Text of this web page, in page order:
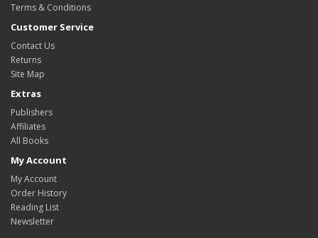
Terms & Conditions
Customer Service
Contact Us
Returns
Site Map
Extras
Publishers
Affiliates
All Books
My Account
My Account
Order History
Reading List
Newsletter